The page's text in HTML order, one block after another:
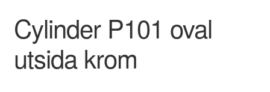
Cylinder P101 oval
utsida krom